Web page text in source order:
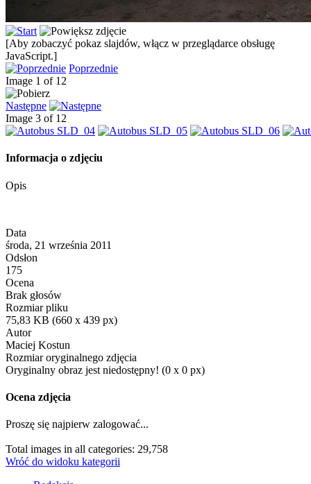
[Aby zobaczyć pokaz slajdów, włącz w przeglądarce obsługę
JavaScript.]
Poprzednie
Image 1 of 12
Następne
Image 3 of 12
Informacja o zdjęciu
Opis
Data
środa, 21 września 2011
Odsłon
175
Ocena
Brak głosów
Rozmiar pliku
75,83 KB (660 x 439 px)
Autor
Maciej Kostun
Rozmiar oryginalnego zdjęcia
Oryginalny obraz jest niedostępny! (0 x 0 px)
Ocena zdjęcia
Proszę się najpierw zalogować...
Total images in all categories: 29,758
Wróć do widoku kategorii